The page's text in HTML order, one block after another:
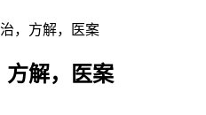
，方解，医案
方解，医案